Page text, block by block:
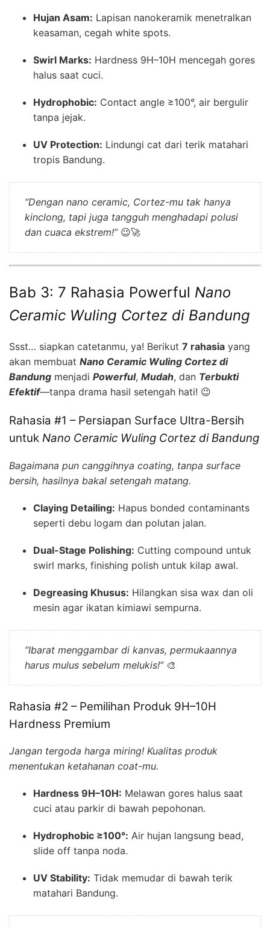
Hujan Asam: Lapisan nanokeramik menetralkan
keasaman, cegah white spots.
Swirl Marks: Hardness 9H–10H mencegah gores
halus saat cuci.
Hydrophobic: Contact angle ≥100°, air bergulir
tanpa jejak.
UV Protection: Lindungi cat dari terik matahari
tropis Bandung.
“Dengan nano ceramic, Cortez-mu tak hanya
kinclong, tapi juga tangguh menghadapi polusi
dan cuaca ekstrem!”😉🚀
Bab 3: 7 Rahasia Powerful Nano
Ceramic Wuling Cortez di Bandung
Ssst… siapkan catetanmu, ya! Berikut 7 rahasia yang
akan membuat Nano Ceramic Wuling Cortez di
Bandung menjadi Powerful, Mudah, dan Terbukti
Efektif—tanpa drama hasil setengah hati! 😉
Rahasia #1 – Persiapan Surface Ultra-Bersih
untuk Nano Ceramic Wuling Cortez di Bandung
Bagaimana pun canggihnya coating, tanpa surface
bersih, hasilnya bakal setengah matang.
Claying Detailing: Hapus bonded contaminants
seperti debu logam dan polutan jalan.
Dual-Stage Polishing: Cutting compound untuk
swirl marks, finishing polish untuk kilap awal.
Degreasing Khusus: Hilangkan sisa wax dan oli
mesin agar ikatan kimiawi sempurna.
“Ibarat menggambar di kanvas, permukaannya
harus mulus sebelum melukis!”🎨
Rahasia #2 – Pemilihan Produk 9H–10H
Hardness Premium
Jangan tergoda harga miring! Kualitas produk
menentukan ketahanan coat-mu.
Hardness 9H–10H: Melawan gores halus saat
cuci atau parkir di bawah pepohonan.
Hydrophobic ≥100°: Air hujan langsung bead,
slide off tanpa noda.
UV Stability: Tidak memudar di bawah terik
matahari Bandung.